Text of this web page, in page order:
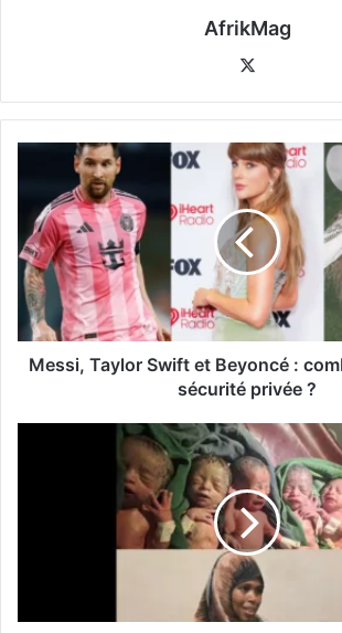
AfrikMag
Messi, Taylor Swift et Beyoncé :
sécurité privée ?